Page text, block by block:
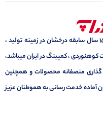
اصغری شاپ یک فروشگاه اینترنتی پربازدید با 15 سال سابقه درخشان در زمینه تولید ،
کوهنوردی ، کمپینگ در ایران میباشد،
منصفانه محصولات و همچنین
آماده خدمت رسانی به هموطنان عزیز